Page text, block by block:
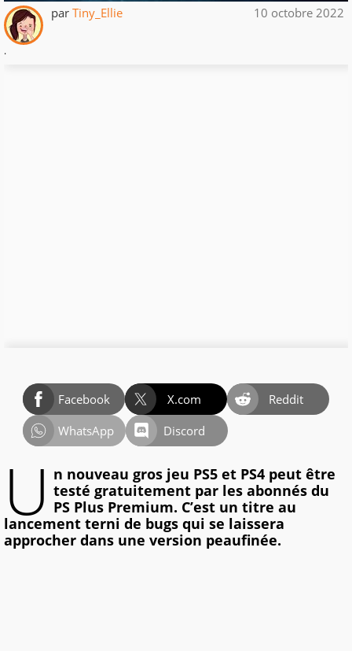
par Tiny_Ellie 10 octobre 2022
.
Facebook X.com
Reddit
WhatsApp
Discord
U n nouveau gros jeu PS5 et PS4 peut être
testé gratuitement par les abonnés du
PS Plus Premium. C’est un titre au
lancement terni de bugs qui se laissera
approcher dans une version peaufinée.